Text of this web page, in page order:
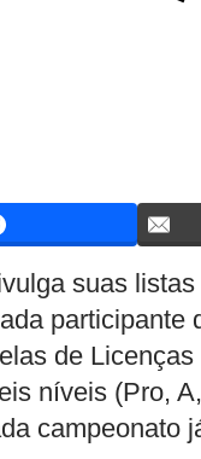
suas
participante
de
níveis (Pro,
campeonato